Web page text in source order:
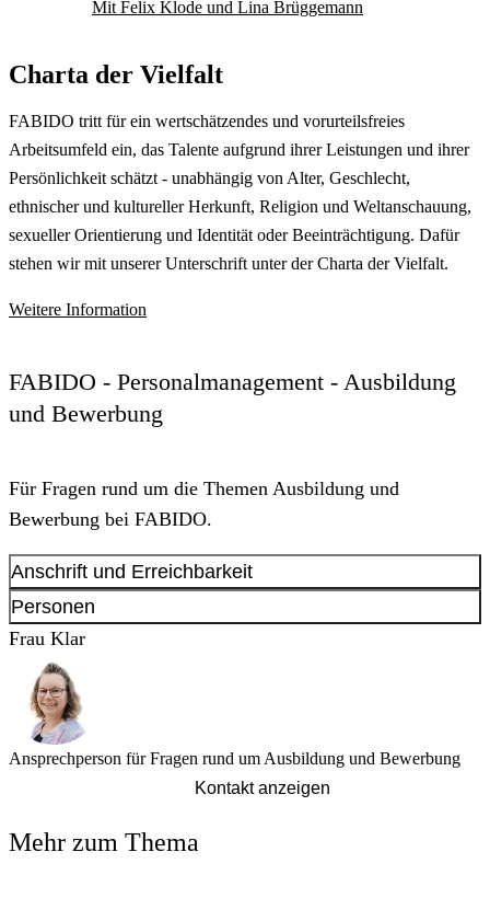
Mit Felix Klode und Lina Brüggemann
Charta der Vielfalt
FABIDO tritt für ein wertschätzendes und vorurteilsfreies
Arbeitsumfeld ein, das Talente aufgrund ihrer Leistungen und ihrer
Persönlichkeit schätzt - unabhängig von Alter, Geschlecht,
ethnischer und kultureller Herkunft, Religion und Weltanschauung,
sexueller Orientierung und Identität oder Beeinträchtigung. Dafür
stehen wir mit unserer Unterschrift unter der Charta der Vielfalt.
Weitere Information
FABIDO - Personalmanagement - Ausbildung
und Bewerbung
Für Fragen rund um die Themen Ausbildung und
Bewerbung bei FABIDO.
Anschrift und Erreichbarkeit
Anschrift
Untere Brinkstr.
44141 Dortmund
Personen
Frau Klar
Ansprechperson für Fragen rund um Ausbildung und Bewerbung
Kontakt anzeigen
Mehr zum Thema